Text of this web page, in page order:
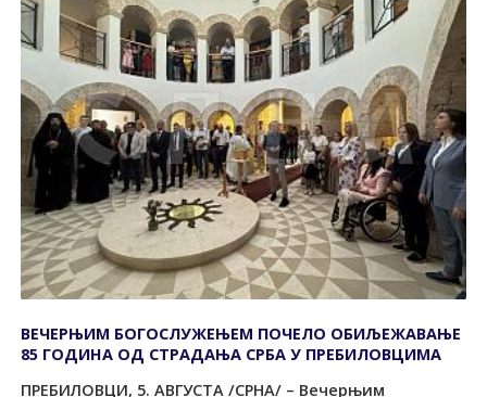
ВЕЧЕРЊИМ БОГОСЛУЖЕЊЕМ ПОЧЕЛО ОБИЉЕЖАВАЊЕ
85 ГОДИНА ОД СTРАДАЊА СРБА У ПРЕБИЛОВЦИМА
ПРЕБИЛОВЦИ, 5. АВГУСTА /СРНА/ – Вечерњим